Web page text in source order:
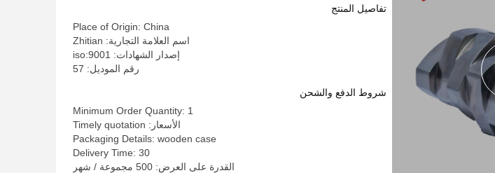
تفاصيل المنتج
Place of Origin: China
اسم العلامة التجارية: Zhitian
إصدار الشهادات: iso:9001
رقم الموديل: 57
شروط الدفع والشحن
Minimum Order Quantity: 1
الأسعار: Timely quotation
Packaging Details: wooden case
Delivery Time: 30
القدرة على العرض: 500 مجموعة / شهر